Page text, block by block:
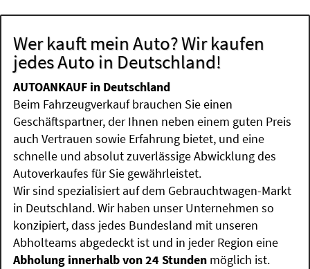
Wer kauft mein Auto? Wir kaufen
jedes Auto in Deutschland!
AUTOANKAUF in Deutschland
Beim Fahrzeugverkauf brauchen Sie einen
Geschäftspartner, der Ihnen neben einem guten Preis
auch Vertrauen sowie Erfahrung bietet, und eine
schnelle und absolut zuverlässige Abwicklung des
Autoverkaufes für Sie gewährleistet.
Wir sind spezialisiert auf dem Gebrauchtwagen-Markt
in Deutschland. Wir haben unser Unternehmen so
konzipiert, dass jedes Bundesland mit unseren
Abholteams abgedeckt ist und in jeder Region eine
Abholung innerhalb von 24 Stunden möglich ist.